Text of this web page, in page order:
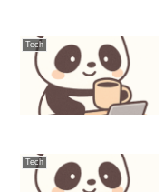
Tech
Tech